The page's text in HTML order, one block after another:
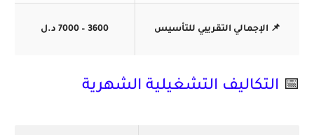
📌 الإجمالي التقريبي للتأسيس 3600 – 7000 د.ل
📅 التكاليف التشغيلية الشهرية